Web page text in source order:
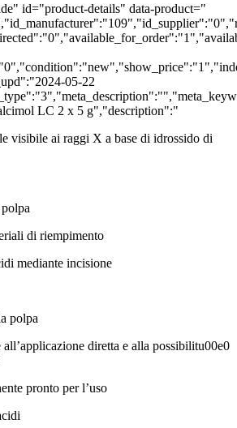
id="product-details" data-product="
05-22
LC 2 x 5 g","description":"
visibile ai raggi X a base di idrossido di
di riempimento
mediante incisione
polpa
diretta e alla possibilitu00e0
pronto per l’uso